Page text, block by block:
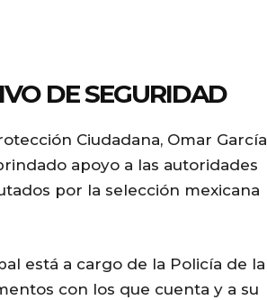
DE SEGURIDAD
Ciudadana, Omar García
apoyo a las autoridades
por la selección mexicana
está a cargo de la Policía de la
con los que cuenta y a su